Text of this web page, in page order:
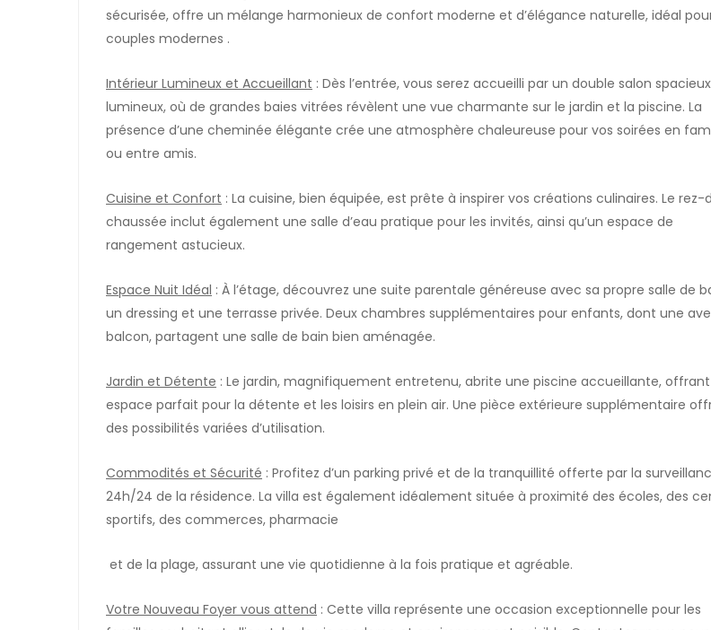
sécurisée, offre un mélange harmonieux de confort moderne et d’élégance naturelle, idéal
couples modernes .
Intérieur Lumineux et Accueillant : Dès l’entrée, vous serez accueilli par un double salon
lumineux, où de grandes baies vitrées révèlent une vue charmante sur le jardin et la piscine. La
présence d’une cheminée élégante crée une atmosphère chaleureuse pour vos soirées en
ou entre amis.
Cuisine et Confort : La cuisine, bien équipée, est prête à inspirer vos créations culinaires. Le rez-
chaussée inclut également une salle d’eau pratique pour les invités, ainsi qu’un espace de
rangement astucieux.
Espace Nuit Idéal : À l’étage, découvrez une suite parentale généreuse avec sa propre salle de
un dressing et une terrasse privée. Deux chambres supplémentaires pour enfants, dont une
balcon, partagent une salle de bain bien aménagée.
Jardin et Détente : Le jardin, magnifiquement entretenu, abrite une piscine accueillante,
espace parfait pour la détente et les loisirs en plein air. Une pièce extérieure supplémentaire
des possibilités variées d’utilisation.
Commodités et Sécurité : Profitez d’un parking privé et de la tranquillité offerte par la
24h/24 de la résidence. La villa est également idéalement située à proximité des écoles, des
sportifs, des commerces, pharmacie
et de la plage, assurant une vie quotidienne à la fois pratique et agréable.
Votre Nouveau Foyer vous attend : Cette villa représente une occasion exceptionnelle pour les